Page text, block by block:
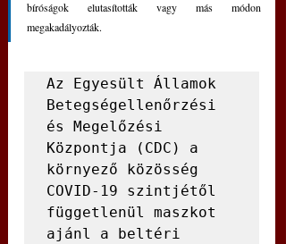
bíróságok elutasították vagy más módon
megakadályozták.
Az Egyesült Államok
Betegségellenőrzési
és Megelőzési
Központja (CDC) a
környező közösség
COVID-19 szintjétől
függetlenül maszkot
ajánl a beltéri